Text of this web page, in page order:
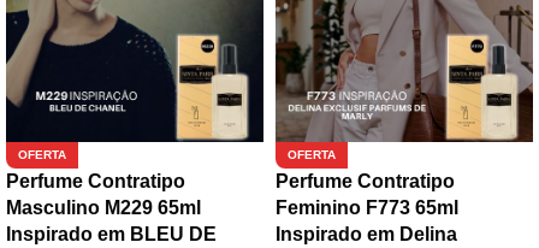
OFERTA
Perfume Contratipo
Masculino M229 65ml
Inspirado em BLEU DE
OFERTA
Perfume Contratipo
Feminino F773 65ml
Inspirado em Delina